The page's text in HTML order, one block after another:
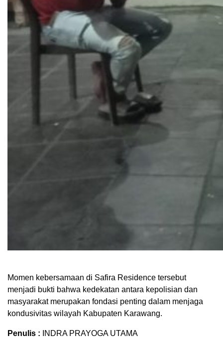
Momen kebersamaan di Safira Residence tersebut
menjadi bukti bahwa kedekatan antara kepolisian dan
masyarakat merupakan fondasi penting dalam menjaga
kondusivitas wilayah Kabupaten Karawang.
Penulis :
INDRA PRAYOGA UTAMA